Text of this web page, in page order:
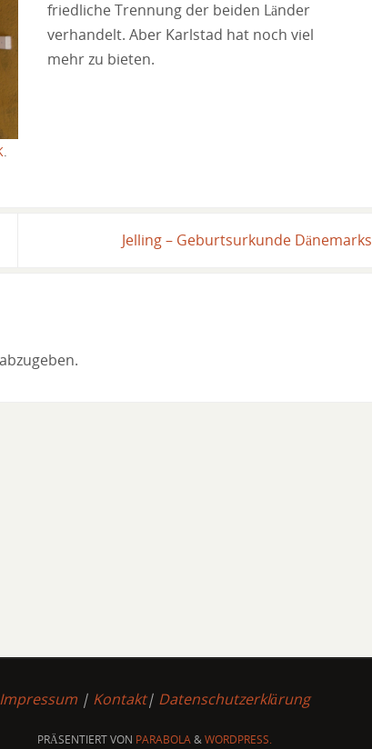
friedliche Trennung der beiden Länder
verhandelt. Aber Karlstad hat noch viel
mehr zu bieten.
Jelling – Geburtsurkunde Dänemarks
Impressum | Kontakt| Datenschutzerklärung
PRÄSENTIERT VON PARABOLA&WORDPRESS.